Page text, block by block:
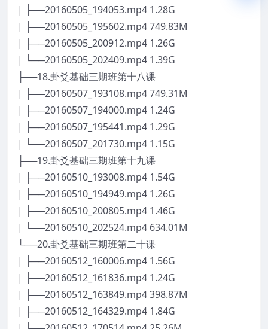
| ├──20160505_194053.mp4 1.28G
| ├──20160505_195602.mp4 749.83M
| ├──20160505_200912.mp4 1.26G
| └──20160505_202409.mp4 1.39G
├──18.卦爻基础三期班第十八课
| ├──20160507_193108.mp4 749.31M
| ├──20160507_194000.mp4 1.24G
| ├──20160507_195441.mp4 1.29G
| └──20160507_201730.mp4 1.15G
├──19.卦爻基础三期班第十九课
| ├──20160510_193008.mp4 1.54G
| ├──20160510_194949.mp4 1.26G
| ├──20160510_200805.mp4 1.46G
| └──20160510_202524.mp4 634.01M
└──20.卦爻基础三期班第二十课
| ├──20160512_160006.mp4 1.56G
| ├──20160512_161836.mp4 1.24G
| ├──20160512_163849.mp4 398.87M
| ├──20160512_164329.mp4 1.84G